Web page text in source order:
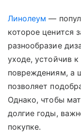
Линолеум —
которое ценится
разнообразие
уходе, устойчив
повреждениям, а
позволяет
Однако, чтобы
долгие годы,
покупке.